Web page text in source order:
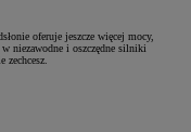
oferuje jeszcze więcej mocy,
niezawodne i oszczędne silniki